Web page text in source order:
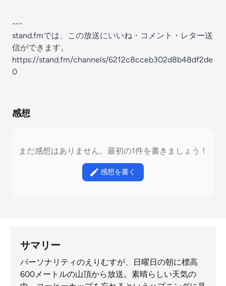
---
stand.fmでは、この放送にいいね・コメント・レター送
信ができます。
https://stand.fm/channels/6212c8cceb302d8b48df2de
0
感想
まだ感想はありません。最初の1件を書きましょう！
感想を書く
サマリー
パーソナリティのえりむすが、日曜日の朝に標高
600メートルの山頂から放送。素晴らしい天気の